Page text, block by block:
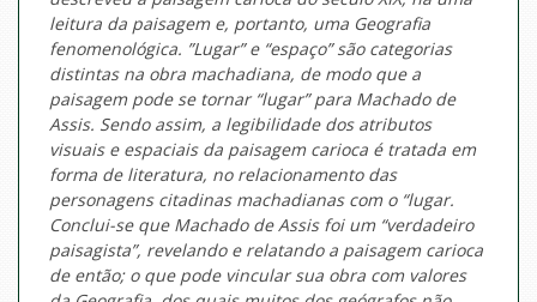
leitura da paisagem e, portanto, uma Geografia
fenomenológica. ”Lugar” e “espaço” são categorias
distintas na obra machadiana, de modo que a
paisagem pode se tornar “lugar” para Machado de
Assis. Sendo assim, a legibilidade dos atributos
visuais e espaciais da paisagem carioca é tratada em
forma de literatura, no relacionamento das
personagens citadinas machadianas com o “lugar.
Conclui-se que Machado de Assis foi um “verdadeiro
paisagista”, revelando e relatando a paisagem carioca
de então; o que pode vincular sua obra com valores